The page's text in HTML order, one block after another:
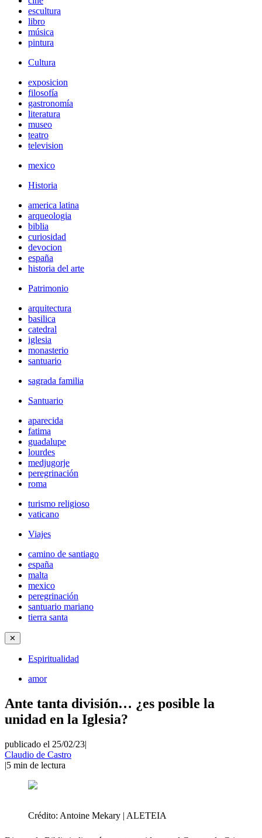
escultura
libro
música
pintura
Cultura
exposicion
filosofía
gastronomía
literatura
museo
teatro
television
mexico
Historia
america latina
arqueologia
biblia
curiosidad
devocion
españa
historia del arte
Patrimonio
arquitectura
basilica
catedral
iglesia
monasterio
santuario
sagrada familia
Santuario
aparecida
fatima
guadalupe
lourdes
medjugorje
peregrinación
roma
turismo religioso
vaticano
Viajes
camino de santiago
españa
malta
mexico
peregrinación
santuario mariano
tierra santa
✕
Espiritualidad
amor
Ante tanta división… ¿es posible la
unidad en la Iglesia?
publicado el 25/02/23|
Claudio de Castro
|5 min de lectura
Crédito: Antoine Mekary | ALETEIA